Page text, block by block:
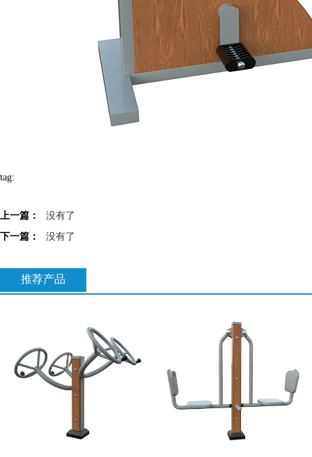
tag:
上一篇：
没有了
下一篇：
没有了
推荐产品